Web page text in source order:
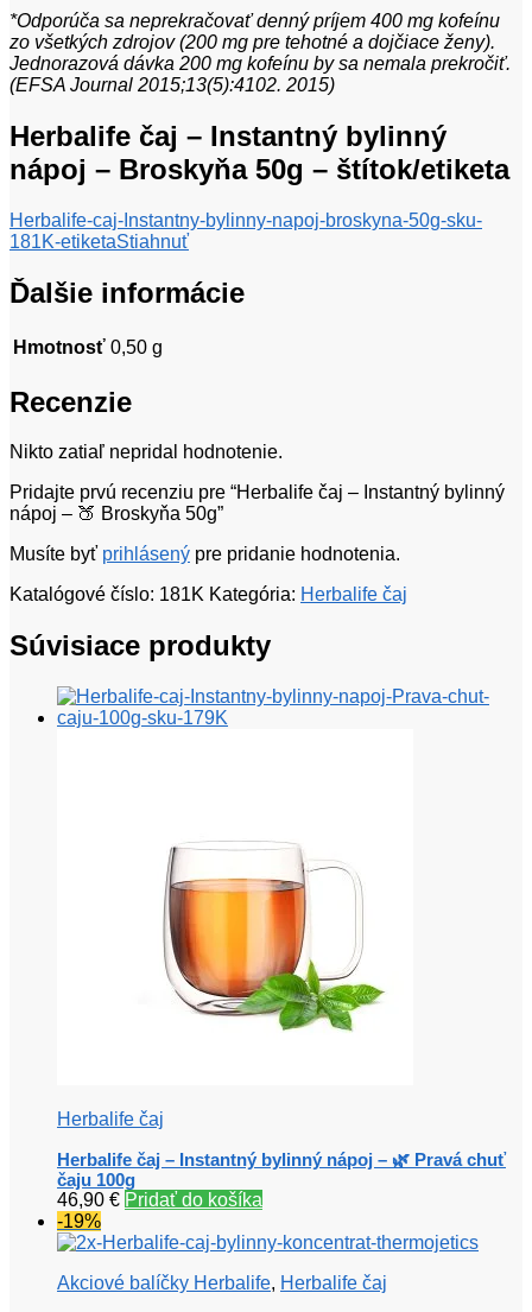
*Odporúča sa neprekračovať denný príjem 400 mg kofeínu
zo všetkých zdrojov (200 mg pre tehotné a dojčiace ženy).
Jednorazová dávka 200 mg kofeínu by sa nemala prekročiť.
(EFSA Journal 2015;13(5):4102. 2015)
Herbalife čaj – Instantný bylinný
nápoj – Broskyňa 50g – štítok/etiketa
Herbalife-caj-Instantny-bylinny-napoj-broskyna-50g-sku-
181K-etiketaStiahnuť
Ďalšie informácie
Hmotnosť 0,50 g
Recenzie
Nikto zatiaľ nepridal hodnotenie.
Pridajte prvú recenziu pre “Herbalife čaj – Instantný bylinný
nápoj – 🍑 Broskyňa 50g”
Musíte byť prihlásený pre pridanie hodnotenia.
Katalógové číslo: 181K Kategória: Herbalife čaj
Súvisiace produkty
Herbalife čaj
Herbalife čaj – Instantný bylinný nápoj – 🌿 Pravá chuť
čaju 100g
46,90 € Pridať do košíka
-19%
Akciové balíčky Herbalife, Herbalife čaj